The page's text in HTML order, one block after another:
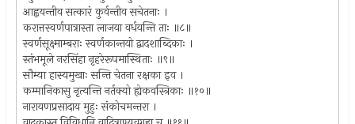
आह्वयन्तीव सत्कारं कुर्वन्तीव सचेतनाः ।
करात्तस्वर्णपात्रास्ता लाजया वर्धयन्ति ताः ॥८॥
स्वर्णसूक्ष्माम्बराः स्वर्णकान्तयो द्वादशाब्दिकाः ।
स्तंभमूले नरसिंहा नृहरेरूपमास्थिताः ॥९॥
सौम्या हास्यमुखाः सन्ति चेतना रक्षका इव ।
कम्मानिकासु नृत्यन्ति नर्तक्यो ह्येकवस्त्रिकाः ॥१०॥
नारायणप्रसादाय मुहुः संकोचमन्तरा ।